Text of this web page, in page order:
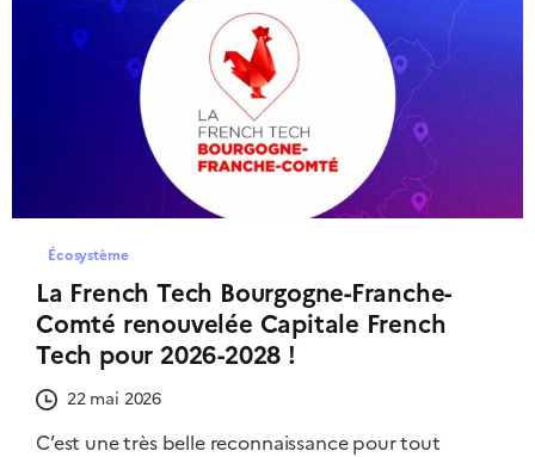
Écosystème
La French Tech Bourgogne-Franche-
Comté renouvelée Capitale French
Tech pour 2026-2028 !
22 mai 2026
C’est une très belle reconnaissance pour tout